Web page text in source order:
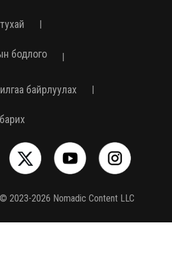
бодлого
байрлуулах
2023-2026 Nomadic Content LLC